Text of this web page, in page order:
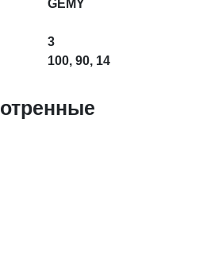
GEMY
3
100, 90, 14